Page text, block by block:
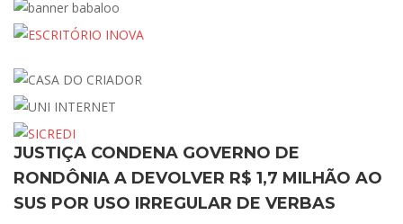
JUSTIÇA CONDENA GOVERNO DE
RONDÔNIA A DEVOLVER R$ 1,7 MILHÃO AO
SUS POR USO IRREGULAR DE VERBAS